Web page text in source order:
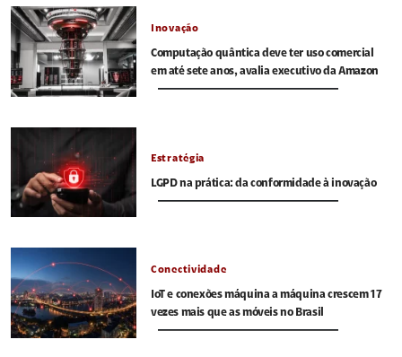
Inovação
Computação quântica deve ter uso comercial
em até sete anos, avalia executivo da Amazon
Estratégia
LGPD na prática: da conformidade à inovação
Conectividade
IoT e conexões máquina a máquina crescem 17
vezes mais que as móveis no Brasil